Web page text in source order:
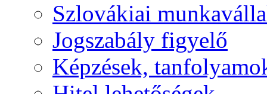
Szlovákiai
Jogszabály figyelő
Képzések,